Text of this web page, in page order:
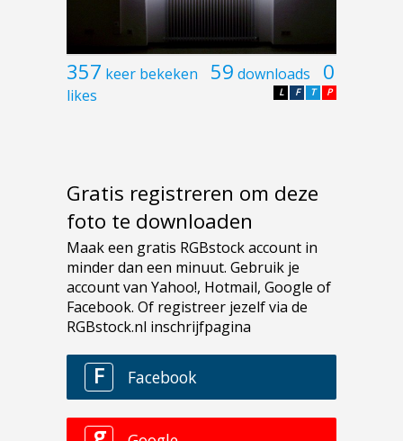
357 keer bekeken 59 downloads 0
likes P
T
F
L
Gratis registreren om deze
foto te downloaden